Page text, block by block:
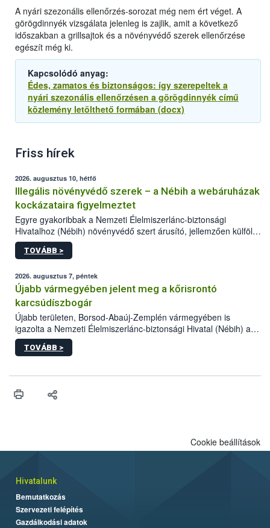
A nyári szezonális ellenőrzés-sorozat még nem ért véget. A
görögdinnyék vizsgálata jelenleg is zajlik, amit a következő
időszakban a grillsajtok és a növényvédő szerek ellenőrzése
egészít még ki.
Kapcsolódó anyag:
Édes, zamatos és biztonságos: így szerepeltek a
nyári szezonális ellenőrzésen a görögdinnyék című
közlemény letölthető formában (docx)
Friss hírek
2026. augusztus 10, hétfő
Illegális növényvédő szerek – a Nébih a webáruházak
kockázataira figyelmeztet
Egyre gyakoribbak a Nemzeti Élelmiszerlánc-biztonsági
Hivatalhoz (Nébih) növényvédő szert árusító, jellemzően külföldi
honlapok kapcsán érkező bejelentések. Emellett az ilyen
termékeket kínáló kéretlen online reklámok mennyisége is
összegyűjtötte az illegális növényvédő szerek kapcsán
előforduló árulkodó jeleket, valamint a webáruházakból való
vásárlás kockázatait.
TOVÁBB >
2026. augusztus 7, péntek
Újabb vármegyében jelent meg a kőrisrontó
karcsúdíszbogár
Újabb területen, Borsod-Abaúj-Zemplén vármegyében is
igazolta a Nemzeti Élelmiszerlánc-biztonsági Hivatal (Nébih) a
kőrisrontó karcsúdíszbogár (Agrilus planipennis) jelenlétét. A
kártevőt nem csak színcsapdában találták meg, de már fertőzött
az intenzív felderítést, emellett az intézkedéseket a szlovák
TOVÁBB >
Cookie beállítások
Hivatalunk
Bemutatkozás
Szervezeti felépítés
Gazdálkodási adatok